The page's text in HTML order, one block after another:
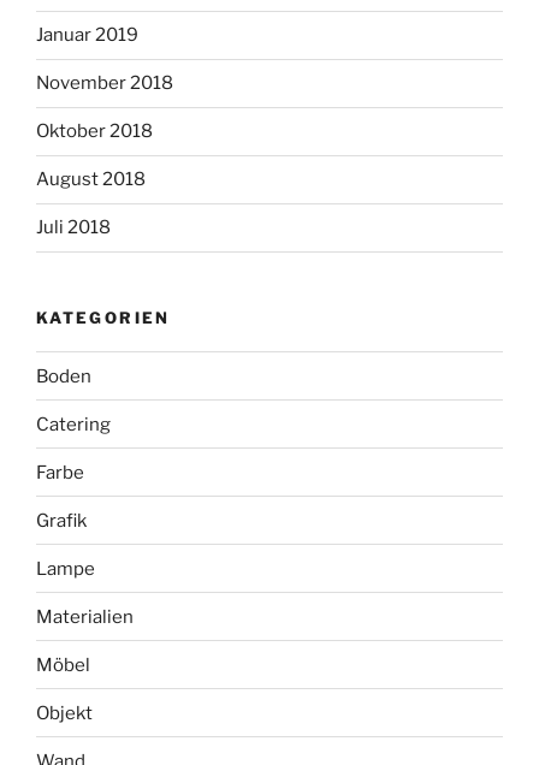
Januar 2019
November 2018
Oktober 2018
August 2018
Juli 2018
KATEGORIEN
Boden
Catering
Farbe
Grafik
Lampe
Materialien
Möbel
Objekt